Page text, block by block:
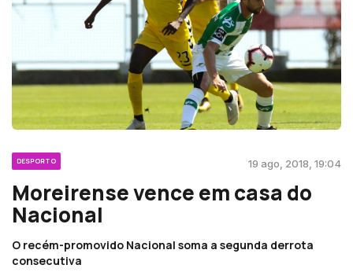
DESPORTO 19 ago, 2018, 19:04
Moreirense vence em casa do
Nacional
O recém-promovido Nacional soma a segunda derrota
consecutiva